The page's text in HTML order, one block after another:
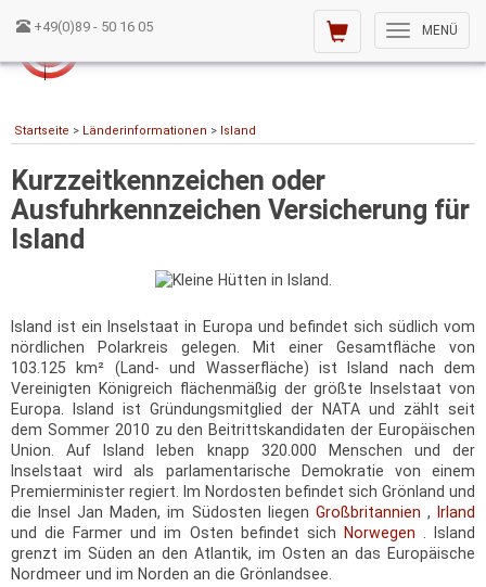
+49(0)89 - 50 16 05
Toggle
navigation
MENÜ
Startseite > Länderinformationen > Island
Kurzzeitkennzeichen oder
Ausfuhrkennzeichen Versicherung für
Island
Island ist ein Inselstaat in Europa und befindet sich südlich vom
nördlichen Polarkreis gelegen. Mit einer Gesamtfläche von
103.125 km² (Land- und Wasserfläche) ist Island nach dem
Vereinigten Königreich flächenmäßig der größte Inselstaat von
Europa. Island ist Gründungsmitglied der NATA und zählt seit
dem Sommer 2010 zu den Beitrittskandidaten der Europäischen
Union. Auf Island leben knapp 320.000 Menschen und der
Inselstaat wird als parlamentarische Demokratie von einem
Premierminister regiert. Im Nordosten befindet sich Grönland und
die Insel Jan Maden, im Südosten liegen Großbritannien ,
Irland
und die Farmer und im Osten befindet sich
Norwegen
. Island
grenzt im Süden an den Atlantik, im Osten an das Europäische
Nordmeer und im Norden an die Grönlandsee.